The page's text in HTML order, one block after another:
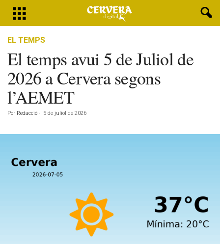
EL TEMPS
El temps avui 5 de Juliol de
2026 a Cervera segons
l’AEMET
Por Redacció - 5 de juliol de 2026